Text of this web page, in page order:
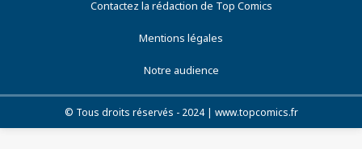
Contactez la rédaction de Top Comics
Mentions légales
Notre audience
© Tous droits réservés - 2024 | www.topcomics.fr